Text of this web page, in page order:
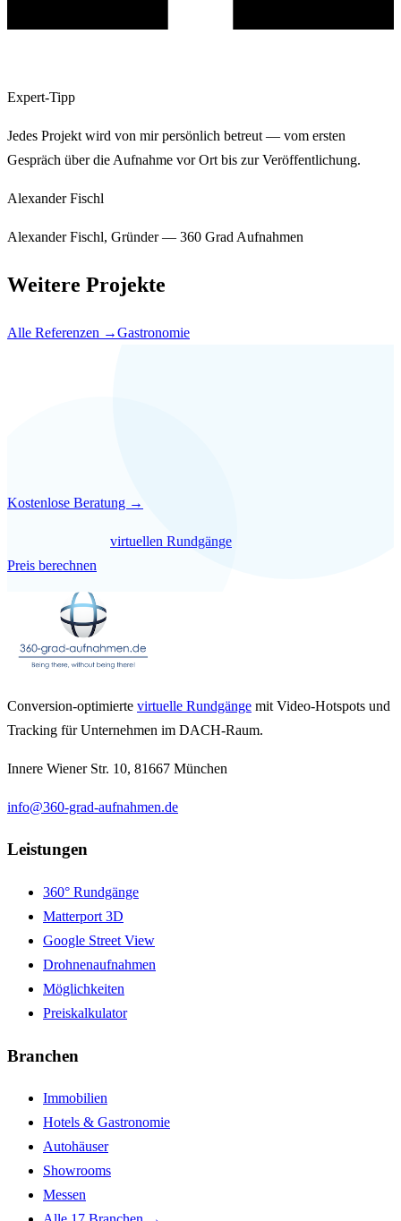
Expert-Tipp
Jedes Projekt wird von mir persönlich betreut — vom ersten
Gespräch über die Aufnahme vor Ort bis zur Veröffentlichung.
Alexander Fischl
Alexander Fischl, Gründer — 360 Grad Aufnahmen
Weitere Projekte
Alle Referenzen →Gastronomie
Kostenlose Beratung →
virtuellen Rundgänge
Preis berechnen
Conversion-optimierte virtuelle Rundgänge mit Video-Hotspots und
Tracking für Unternehmen im DACH-Raum.
Innere Wiener Str. 10, 81667 München
info@360-grad-aufnahmen.de
Leistungen
360° Rundgänge
Matterport 3D
Google Street View
Drohnenaufnahmen
Möglichkeiten
Preiskalkulator
Branchen
Immobilien
Hotels & Gastronomie
Autohäuser
Showrooms
Messen